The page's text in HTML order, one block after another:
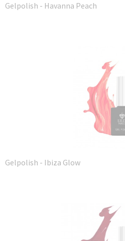
Gelpolish - Havanna Peach
Gelpolish - Ibiza Glow